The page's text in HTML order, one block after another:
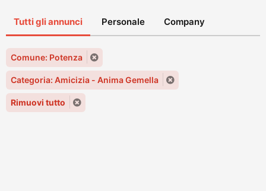
Tutti gli annunci Personale Company
Comune: Potenza
Categoria: Amicizia - Anima Gemella
Rimuovi tutto